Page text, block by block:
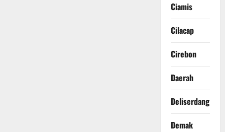
Ciamis
Cilacap
Cirebon
Daerah
Deliserdang
Demak